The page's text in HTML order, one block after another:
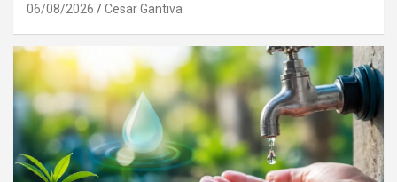
06/08/2026 Cesar Gantiva